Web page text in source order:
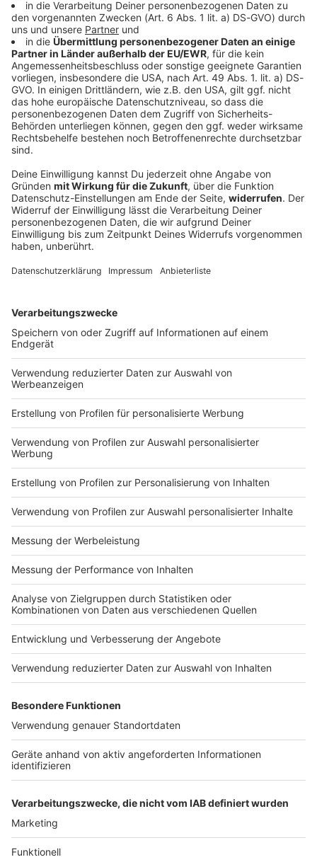
Welt
Drohne mit Sprengstoff am Flughafen - War
es Russland?
Im vorigen Jahr zeigte Kanzler Merz nach den
Russland. Nach dem Fund einer Drohne mit
einiges anders.
DEINE GEMERKTEN ARTIKEL
Du hast dir noch keine Artikel gemerkt
Impressum
Nutzungsbedingungen
Jobs
Presse
Werben
Archiv
ANTENNE BAYERN GROUP
Stiftung ANTENNE BAYERN
hilft
Teilnahmebedingungen
Grounding Page ANTENNE
BAYERN
Kontakt
Studio-Hotline
Verkehrs-Hotline
Newsletter